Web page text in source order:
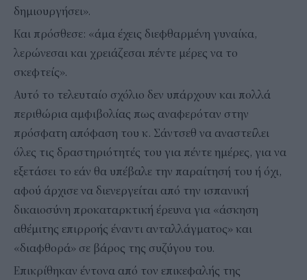
δημιουργήσει».
Και πρόσθεσε: «άμα έχεις διεφθαρμένη γυναίκα,
λερώνεσαι και χρειάζεσαι πέντε μέρες να το
σκεφτείς».
Αυτό το τελευταίο σχόλιο δεν υπάρχουν και πολλά
περιθώρια αμφιβολίας πως αναφερόταν στην
πρόσφατη απόφαση του κ. Σάντσεθ να αναστείλει
όλες τις δραστηριότητές του για πέντε ημέρες, για να
εξετάσει το εάν θα υπέβαλε την παραίτησή του ή όχι,
αφού άρχισε να διενεργείται από την ισπανική
δικαιοσύνη προκαταρκτική έρευνα για «άσκηση
αθέμιτης επιρροής έναντι ανταλλάγματος» και
«διαφθορά» σε βάρος της συζύγου του.
Επικρίθηκαν έντονα από τον επικεφαλής της